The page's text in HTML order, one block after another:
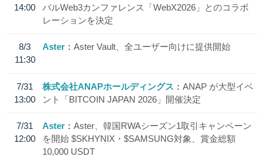
14:00
バルWeb3カンファレンス「WebX2026」とのコラボ
レーションを決定
8/3
11:30
Aster Aster Vault、全ユーザー向けに提供開始
7/31
13:00
株式会社ANAPホールディングス
ANAP が大型イベ
ント「BITCOIN JAPAN 2026」開催決定
7/31
12:00
Aster
Aster、韓国RWAシーズン1取引キャンペーン
を開始 $SKHYNIX・$SAMSUNG対象、賞金総額
10,000 USDT